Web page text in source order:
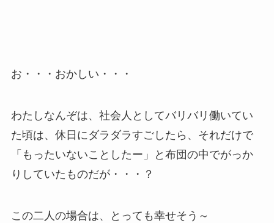
お・・・おかしい・・・
わたしなんぞは、社会人としてバリバリ働いてい
た頃は、休日にダラダラすごしたら、それだけで
「もったいないことしたー」と布団の中でがっか
りしていたものだが・・・？
この二人の場合は、とっても幸せそう～